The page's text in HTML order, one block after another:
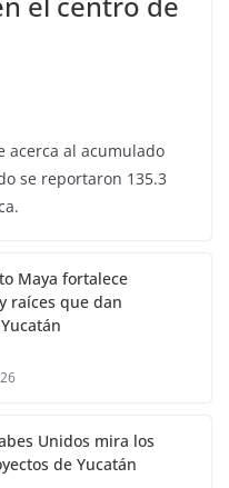
acerca al acumulado
se reportaron 135.3
Maya fortalece
raíces que dan
Unidos mira los
de Yucatán